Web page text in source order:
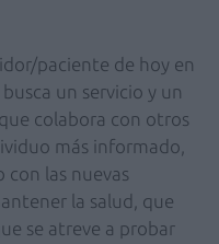
paciente de hoy en
un servicio y un
colabora con otros
más informado,
con las nuevas
la salud, que
se atreve a probar